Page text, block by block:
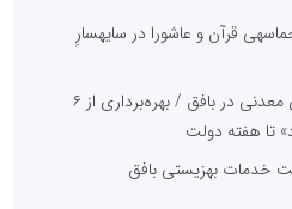
قرآن و عاشورا در سایهسارِ
خداحافظی با کابوس جاده‌های معدنی در بافق / بهره‌برداری از ۶
تا هفته دولت
خدمات بهزیستی بافق